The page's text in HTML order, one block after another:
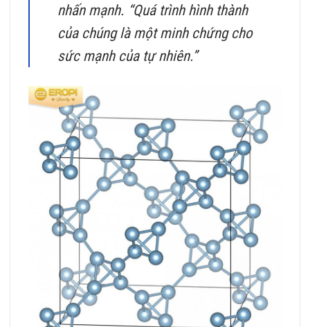
nhấn mạnh. “Quá trình hình thành
của chúng là một minh chứng cho
sức mạnh của tự nhiên.”